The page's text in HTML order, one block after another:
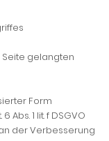
gelangten
Form
1 lit. f DSGVO
der Verbesserung